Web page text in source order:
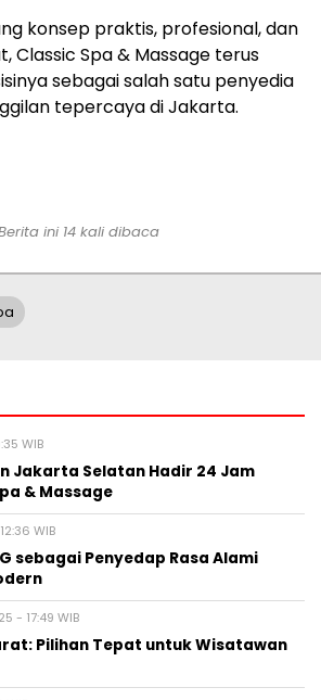
konsep praktis, profesional, dan
Classic Spa & Massage terus
sebagai salah satu penyedia
tepercaya di Jakarta.
ini 14 kali dibaca
WIB
Jakarta Selatan Hadir 24 Jam
& Massage
WIB
sebagai Penyedap Rasa Alami
- 17:49 WIB
Pilihan Tepat untuk Wisatawan